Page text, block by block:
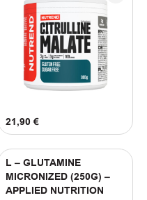
21,90 €
L – GLUTAMINE
MICRONIZED (250G) –
APPLIED NUTRITION